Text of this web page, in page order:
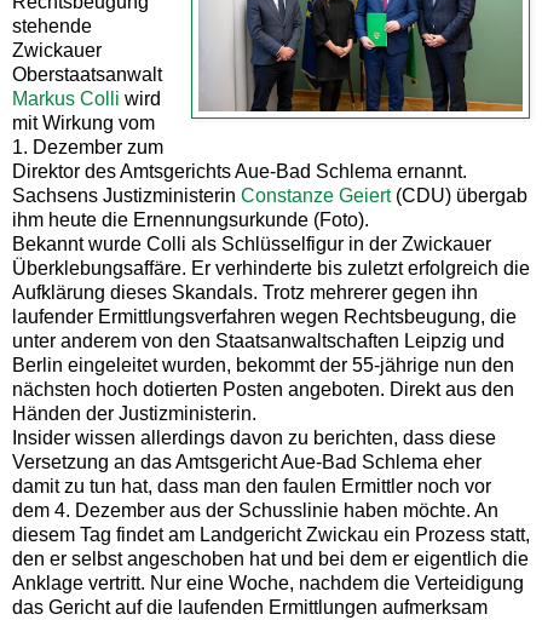
stehende
Zwickauer
Oberstaatsanwalt
Markus Colli wird
mit Wirkung vom
1. Dezember zum
Direktor des Amtsgerichts Aue-Bad Schlema ernannt.
Sachsens Justizministerin Constanze Geiert(CDU) übergab
ihm heute die Ernennungsurkunde (Foto).
Bekannt wurde Colli als Schlüsselfigur in der Zwickauer
Überklebungsaffäre. Er verhinderte bis zuletzt erfolgreich die
Aufklärung dieses Skandals. Trotz mehrerer gegen ihn
laufender Ermittlungsverfahren wegen Rechtsbeugung, die
unter anderem von den Staatsanwaltschaften Leipzig und
Berlin eingeleitet wurden, bekommt der 55-jährige nun den
nächsten hoch dotierten Posten angeboten. Direkt aus den
Händen der Justizministerin.
Insider wissen allerdings davon zu berichten, dass diese
Versetzung an das Amtsgericht Aue-Bad Schlema eher
damit zu tun hat, dass man den faulen Ermittler noch vor
dem 4. Dezember aus der Schusslinie haben möchte. An
diesem Tag findet am Landgericht Zwickau ein Prozess statt,
den er selbst angeschoben hat und bei dem er eigentlich die
Anklage vertritt. Nur eine Woche, nachdem die Verteidigung
das Gericht auf die laufenden Ermittlungen aufmerksam